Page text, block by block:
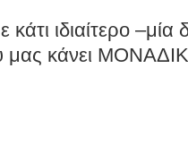
κάτι ιδιαίτερο
μας κάνει